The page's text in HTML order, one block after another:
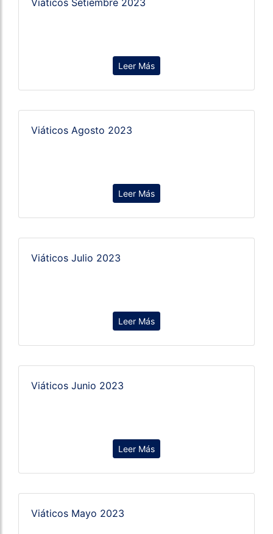
Viáticos Setiembre 2023
Leer Más
Viáticos Agosto 2023
Leer Más
Viáticos Julio 2023
Leer Más
Viáticos Junio 2023
Leer Más
Viáticos Mayo 2023